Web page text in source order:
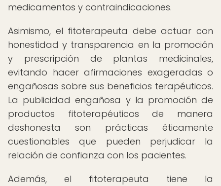
medicamentos y contraindicaciones.
Asimismo, el fitoterapeuta debe actuar con
honestidad y transparencia en la promoción
y prescripción de plantas medicinales,
evitando hacer afirmaciones exageradas o
engañosas sobre sus beneficios terapéuticos.
La publicidad engañosa y la promoción de
productos fitoterapéuticos de manera
deshonesta son prácticas éticamente
cuestionables que pueden perjudicar la
relación de confianza con los pacientes.
Además, el fitoterapeuta tiene la